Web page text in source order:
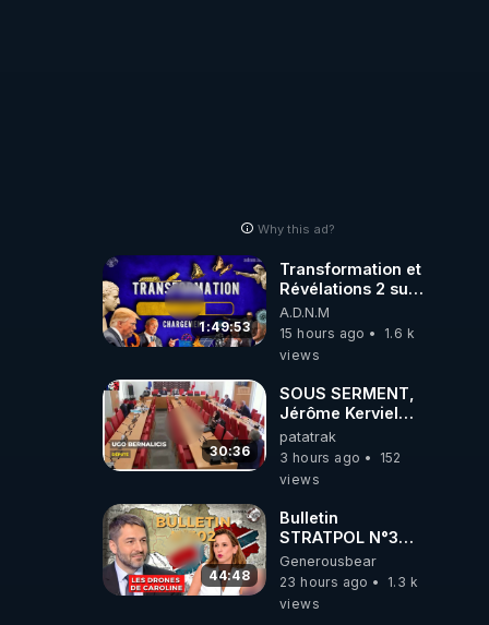
Why this ad?
1:49:53
Transformation et
Révélations 2 sur
2 - live du
07/08/26
A.D.N.M
15 hours ago
1.6 k
views
30:36
SOUS SERMENT,
Jérôme Kerviel
balance tout à
l'Assemblée !
patatrak
3 hours ago
152
views
44:48
Bulletin
STRATPOL N°302.
Armée des
drones, MS-21 en
série, missiles
Generousbear
23 hours ago
1.3 k
views